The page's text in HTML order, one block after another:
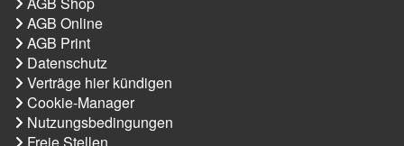
AGB Online
AGB Print
Datenschutz
Verträge hier kündigen
Cookie-Manager
Nutzungsbedingungen
Freie Stellen